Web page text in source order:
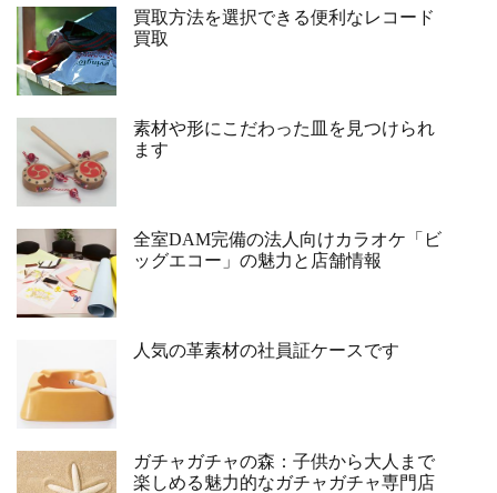
買取方法を選択できる便利なレコード
買取
素材や形にこだわった皿を見つけられ
ます
全室DAM完備の法人向けカラオケ「ビ
ッグエコー」の魅力と店舗情報
人気の革素材の社員証ケースです
ガチャガチャの森：子供から大人まで
楽しめる魅力的なガチャガチャ専門店